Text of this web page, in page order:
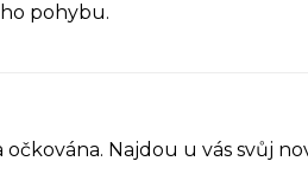
pohybu.
Najdou u vás svůj